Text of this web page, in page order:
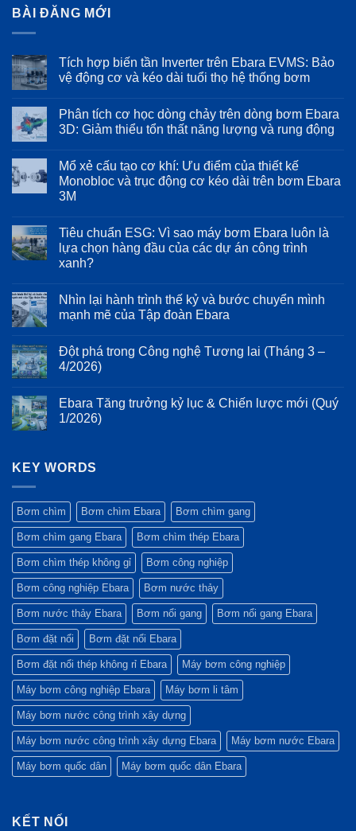
BÀI ĐĂNG MỚI
Tích hợp biến tần Inverter trên Ebara EVMS: Bảo
vệ động cơ và kéo dài tuổi thọ hệ thống bơm
bình
luận
ở
biến
tần
Inverter
trên
Bảo
vệ
động
cơ
và
tuổi
thọ
hệ
Phân tích cơ học dòng chảy trên dòng bơm Ebara
3D: Giảm thiểu tổn thất năng lượng và rung động
bình
luận
ở
Phân
học
dòng
chảy
trên
dòng
3D:
Giảm
thiểu
năng
lượng
và
Mổ xẻ cấu tạo cơ khí: Ưu điểm của thiết kế
Monobloc và trục động cơ kéo dài trên bơm Ebara
3M
bình
luận
ở
Mổ
tạo
cơ
khí:
của
thiết
kế
trục
động
cơ
Ebara
Tiêu chuẩn ESG: Vì sao máy bơm Ebara luôn là
lựa chọn hàng đầu của các dự án công trình
xanh?
bình
luận
ở
ESG:
Vì
sao
Ebara
luôn
là
đầu
của
công
trình
xanh?
Nhìn lại hành trình thế kỷ và bước chuyển mình
mạnh mẽ của Tập đoàn Ebara
bình
luận
ở
hành
trình
thế
chuyển
mình
của
Tập
đoàn
Ebara
Đột phá trong Công nghệ Tương lai (Tháng 3 –
4/2026)
bình
luận
ở
Công
nghệ
(Tháng
3
–
4/2026)
Ebara Tăng trưởng kỷ lục & Chiến lược mới (Quý
1/2026)
luận
ở
trưởng
kỷ
lục
&
Chiến
lược
mới
(Quý
1/2026)
KEY WORDS
Bơm chìm Bơm chìm Ebara Bơm chìm gang
Bơm chìm gang Ebara Bơm chìm thép Ebara
Bơm chìm thép không gỉ Bơm công nghiệp
Bơm công nghiệp Ebara Bơm nước thảy
Bơm nước thảy Ebara Bơm nổi gang Bơm nổi gang Ebara
Bơm đặt nổi Bơm đặt nổi Ebara
Bơm đặt nổi thép không rỉ Ebara Máy bơm công nghiệp
Máy bơm công nghiệp Ebara Máy bơm li tâm
Máy bơm nước công trình xây dựng
Máy bơm nước công trình xây dựng Ebara Máy bơm nước Ebara
Máy bơm quốc dân Máy bơm quốc dân Ebara
KẾT NỐI